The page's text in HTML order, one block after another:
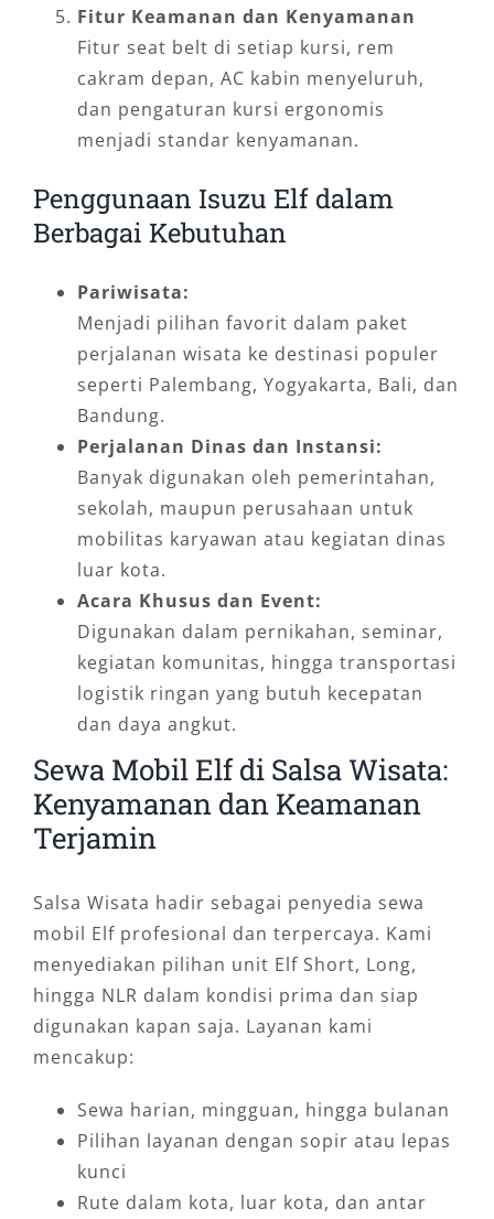
Fitur Keamanan dan Kenyamanan
Fitur seat belt di setiap kursi, rem
cakram depan, AC kabin menyeluruh,
dan pengaturan kursi ergonomis
menjadi standar kenyamanan.
Penggunaan Isuzu Elf dalam
Berbagai Kebutuhan
Pariwisata:
Menjadi pilihan favorit dalam paket
perjalanan wisata ke destinasi populer
seperti Palembang, Yogyakarta, Bali, dan
Bandung.
Perjalanan Dinas dan Instansi:
Banyak digunakan oleh pemerintahan,
sekolah, maupun perusahaan untuk
mobilitas karyawan atau kegiatan dinas
luar kota.
Acara Khusus dan Event:
Digunakan dalam pernikahan, seminar,
kegiatan komunitas, hingga transportasi
logistik ringan yang butuh kecepatan
dan daya angkut.
Sewa Mobil Elf di Salsa Wisata:
Kenyamanan dan Keamanan
Terjamin
Salsa Wisata hadir sebagai penyedia sewa
mobil Elf profesional dan terpercaya. Kami
menyediakan pilihan unit Elf Short, Long,
hingga NLR dalam kondisi prima dan siap
digunakan kapan saja. Layanan kami
mencakup:
Sewa harian, mingguan, hingga bulanan
Pilihan layanan dengan sopir atau lepas
kunci
Rute dalam kota, luar kota, dan antar